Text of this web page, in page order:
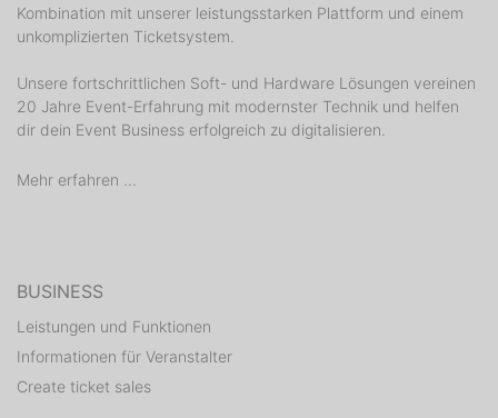
Kombination mit unserer leistungsstarken Plattform und einem
unkomplizierten Ticketsystem.
Unsere fortschrittlichen Soft- und Hardware Lösungen vereinen
20 Jahre Event-Erfahrung mit modernster Technik und helfen
dir dein Event Business erfolgreich zu digitalisieren.
Mehr erfahren ...
BUSINESS
Leistungen und Funktionen
Informationen für Veranstalter
Create ticket sales